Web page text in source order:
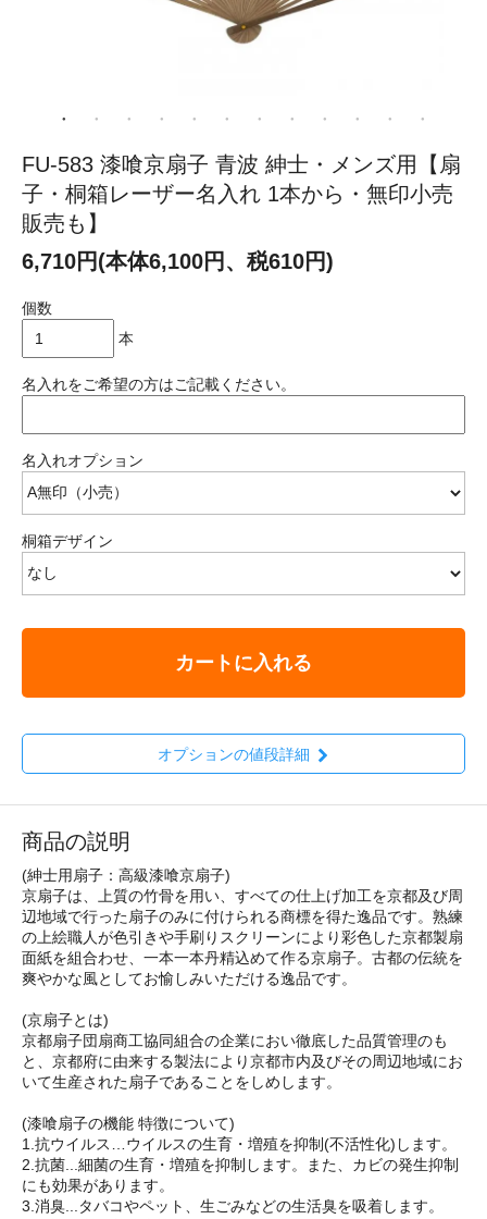
FU-583 漆喰京扇子 青波 紳士・メンズ用【扇
子・桐箱レーザー名入れ 1本から・無印小売
販売も】
6,710円(本体6,100円、税610円)
個数
本
名入れをご希望の方はご記載ください。
名入れオプション
桐箱デザイン
カートに入れる
オプションの値段詳細
商品の説明
(紳士用扇子：高級漆喰京扇子)
京扇子は、上質の竹骨を用い、すべての仕上げ加工を京都及び周
辺地域で行った扇子のみに付けられる商標を得た逸品です。熟練
の上絵職人が色引きや手刷りスクリーンにより彩色した京都製扇
面紙を組合わせ、一本一本丹精込めて作る京扇子。古都の伝統を
爽やかな風としてお愉しみいただける逸品です。
(京扇子とは)
京都扇子団扇商工協同組合の企業におい徹底した品質管理のも
と、京都府に由来する製法により京都市内及びその周辺地域にお
いて生産された扇子であることをしめします。
(漆喰扇子の機能 特徴について)
1.抗ウイルス…ウイルスの生育・増殖を抑制(不活性化)します。
2.抗菌...細菌の生育・増殖を抑制します。また、カビの発生抑制
にも効果があります。
3.消臭...タバコやペット、生ごみなどの生活臭を吸着します。